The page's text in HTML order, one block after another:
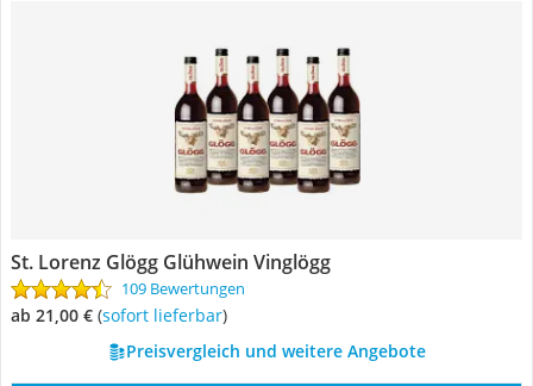
St. Lorenz Glögg Glühwein Vinglögg
109 Bewertungen
ab 21,00 € ( Sofort lieferbar)
Preisvergleich und weitere Angebote